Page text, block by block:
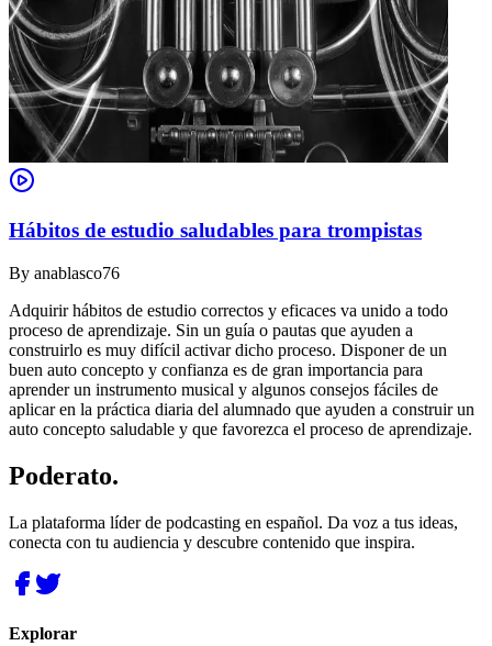
Hábitos de estudio saludables para trompistas
By anablasco76
Adquirir hábitos de estudio correctos y eficaces va unido a todo
proceso de aprendizaje. Sin un guía o pautas que ayuden a
construirlo es muy difícil activar dicho proceso. Disponer de un
buen auto concepto y confianza es de gran importancia para
aprender un instrumento musical y algunos consejos fáciles de
aplicar en la práctica diaria del alumnado que ayuden a construir un
auto concepto saludable y que favorezca el proceso de aprendizaje.
Poderato.
La plataforma líder de podcasting en español. Da voz a tus ideas,
conecta con tu audiencia y descubre contenido que inspira.
Explorar